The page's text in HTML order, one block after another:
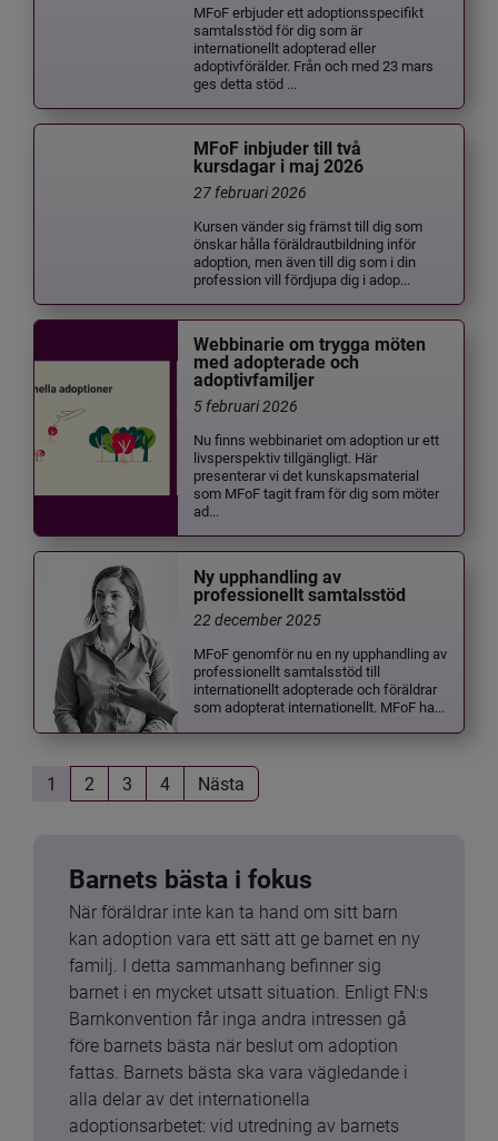
MFoF erbjuder ett adoptionsspecifikt
samtalsstöd för dig som är
internationellt adopterad eller
adoptivförälder. Från och med 23 mars
ges detta stöd ...
MFoF inbjuder till två
kursdagar i maj 2026
27 februari 2026
Kursen vänder sig främst till dig som
önskar hålla föräldrautbildning inför
adoption, men även till dig som i din
profession vill fördjupa dig i adop...
Webbinarie om trygga möten
med adopterade och
adoptivfamiljer
5 februari 2026
Nu finns webbinariet om adoption ur ett
livsperspektiv tillgängligt. Här
presenterar vi det kunskapsmaterial
som MFoF tagit fram för dig som möter
ad...
Ny upphandling av
professionellt samtalsstöd
22 december 2025
MFoF genomför nu en ny upphandling av
professionellt samtalsstöd till
internationellt adopterade och föräldrar
som adopterat internationellt. MFoF ha...
1 2 3 4 Nästa
Barnets bästa i fokus
När föräldrar inte kan ta hand om sitt barn
kan adoption vara ett sätt att ge barnet en ny
familj. I detta sammanhang befinner sig
barnet i en mycket utsatt situation. Enligt FN:s
Barnkonvention får inga andra intressen gå
före barnets bästa när beslut om adoption
fattas. Barnets bästa ska vara vägledande i
alla delar av det internationella
adoptionsarbetet: vid utredning av barnets